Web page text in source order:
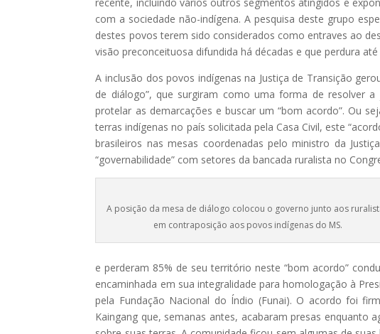
com a sociedade não-indígena. A pesquisa deste grupo
destes povos terem sido considerados como entraves ao
visão preconceituosa difundida há décadas e que perdura
A inclusão dos povos indígenas na Justiça de Transição
de diálogo”, que surgiram como uma forma de resolver
protelar as demarcações e buscar um “bom acordo”. Ou
terras indígenas no país solicitada pela Casa Civil, este
brasileiros nas mesas coordenadas pelo ministro da
“governabilidade” com setores da bancada ruralista no
A posição da mesa de diálogo colocou o governo junto aos
em contraposição aos povos indígenas do MS.
e perderam 85% de seu território neste “bom acordo”
encaminhada em sua integralidade para homologação à
pela Fundação Nacional do Índio (Funai). O acordo foi
Kaingang que, semanas antes, acabaram presas enquanto